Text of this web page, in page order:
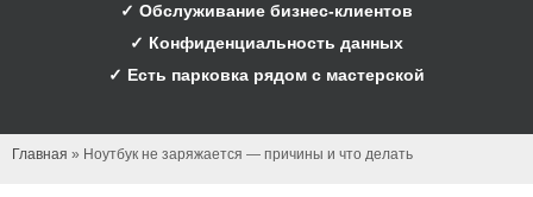
✓ Обслуживание бизнес-клиентов
✓ Конфиденциальность данных
✓ Есть парковка рядом с мастерской
Главная » Ноутбук не заряжается — причины и что делать